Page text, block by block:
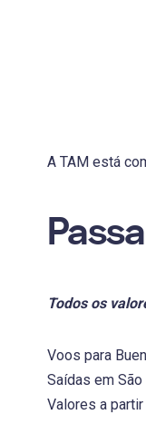
A TAM está
Todos os
Voos para
Saídas em
Valores a